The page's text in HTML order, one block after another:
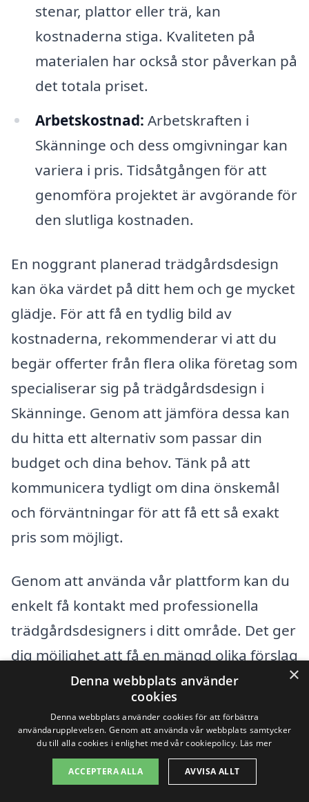
stenar, plattor eller trä, kan
kostnaderna stiga. Kvaliteten på
materialen har också stor påverkan på
det totala priset.
Arbetskostnad: Arbetskraften i
Skänninge och dess omgivningar kan
variera i pris. Tidsåtgången för att
genomföra projektet är avgörande för
den slutliga kostnaden.
En noggrant planerad trädgårdsdesign
kan öka värdet på ditt hem och ge mycket
glädje. För att få en tydlig bild av
kostnaderna, rekommenderar vi att du
begär offerter från flera olika företag som
specialiserar sig på trädgårdsdesign i
Skänninge. Genom att jämföra dessa kan
du hitta ett alternativ som passar din
budget och dina behov. Tänk på att
kommunicera tydligt om dina önskemål
och förväntningar för att få ett så exakt
pris som möjligt.
Genom att använda vår plattform kan du
enkelt få kontakt med professionella
trädgårdsdesigners i ditt område. Det ger
dig möjlighet att få en mängd olika förslag
och priser, vilket gör det lättare att fatta
ett informerat beslut.
Få 3 erbjudanden, gratis och utan
förpliktelser
×
Denna webbplats använder
cookies
Denna webbplats använder cookies för att förbättra
användarupplevelsen. Genom att använda vår webbplats samtycker
du till alla cookies i enlighet med vår cookiepolicy. Läs mer
ACCEPTERA ALLA AVVISA ALLT